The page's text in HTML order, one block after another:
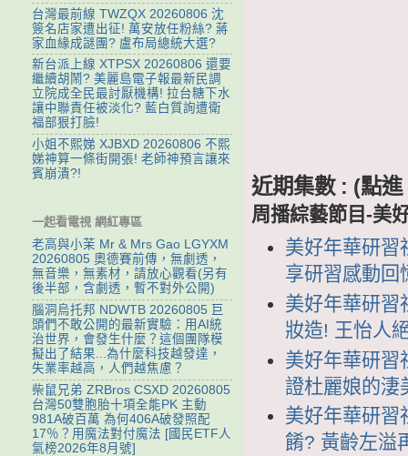
近期集數 : (點
周播綜藝節目-美
美好年華研習
享研習感動回
美好年華研習
妝造! 王怡人
美好年華研習
證杜麗娘的淒
美好年華研習
餚? 黃齡左溢
台灣最前線 TWZQX 20260806 沈
簽名店家遭出征! 萬安放任粉絲? 蔣
家血緣成謎團? 盧布局總統大選?
新台派上線 XTPSX 20260806 還要
繼續胡鬧? 美麗島電子報最新民調
立院成全民最討厭機構! 拉台糖下水
讓中聯責任被淡化? 藍白質詢遭衛
福部狠打臉!
小姐不熙娣 XJBXD 20260806 不熙
娣神算一條街開張! 老師神預言讓來
賓崩潰?!
一起看電視 網紅專區
老高與小茉 Mr & Mrs Gao LGYXM
20260805 奧德賽前傳，無劇透，
無音樂，無素材，請放心觀看(另有
後半部，含劇透，暫不對外公開)
腦洞烏托邦 NDWTB 20260805 巨
頭們不敢公開的最新實驗：用AI統
治世界，會發生什麼？這個團隊模
擬出了結果...為什麼科技越發達，
失業率越高，人們越焦慮？
柴鼠兄弟 ZRBros CSXD 20260805
台灣50雙胞胎十項全能PK 主動
981A破百萬 為何406A破發照配
17％？用魔法對付魔法 [國民ETF人
氣榜2026年8月號]